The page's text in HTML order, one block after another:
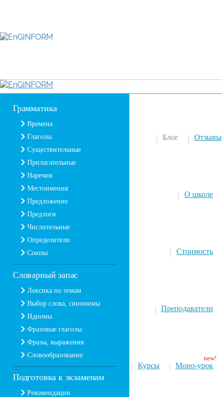
Грамматика
Времена
Глаголы
Существительные
Прилагательные
Наречия
Местоимения
Предложение
Предлоги
Числительные
Определители
Союзы
Словарный запас
Лексика по темам
Выбор слова, синонимы
Идиомы
Фразовые глаголы
Фразы, выражения
Словообразование
Подготовка к экзаменам
Рекомендации
Отзывы
Блог
О школе
Стоимость
Преподаватели
Моно-урок
Курсы